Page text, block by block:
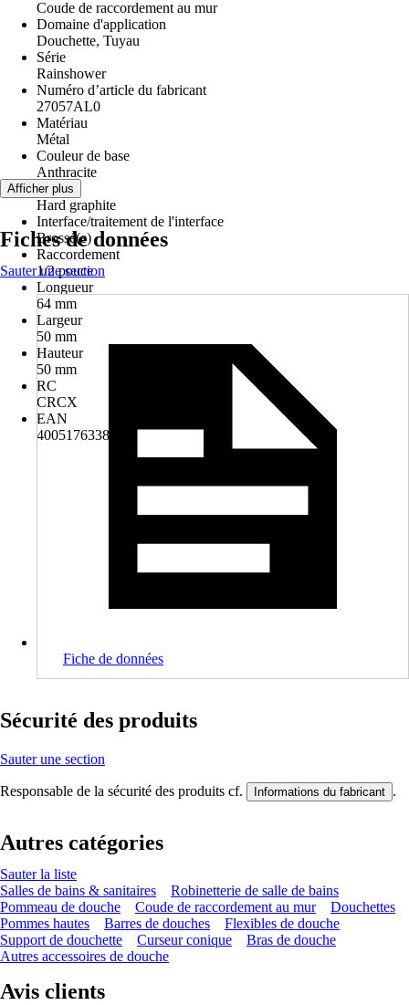
Coude de raccordement au mur
Domaine d'application
Douchette, Tuyau
Série
Rainshower
Numéro d’article du fabricant
27057AL0
Matériau
Métal
Couleur de base
Anthracite
Coloris
Hard graphite
Interface/traitement de l'interface
Brossé(e)
Raccordement
1/2 pouce
Longueur
64 mm
Largeur
50 mm
Hauteur
50 mm
RC
CRCX
EAN
4005176338960
Afficher plus
Fiches de données
Sauter une section
Fiche de données
Sécurité des produits
Sauter une section
Responsable de la sécurité des produits cf. Informations du fabricant .
Autres catégories
Sauter la liste
Salles de bains & sanitaires
Robinetterie de salle de bains
Pommeau de douche
Coude de raccordement au mur
Douchettes
Pommes hautes
Barres de douches
Flexibles de douche
Support de douchette
Curseur conique
Bras de douche
Autres accessoires de douche
Avis clients